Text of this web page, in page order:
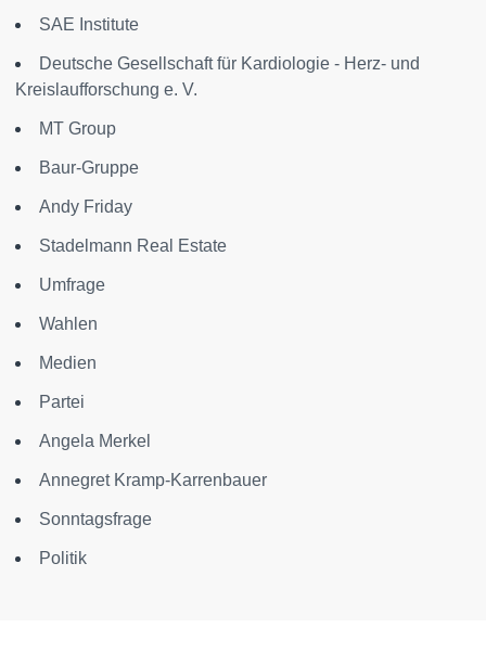
SAE Institute
Deutsche Gesellschaft für Kardiologie - Herz- und
Kreislaufforschung e. V.
MT Group
Baur-Gruppe
Andy Friday
Stadelmann Real Estate
Umfrage
Wahlen
Medien
Partei
Angela Merkel
Annegret Kramp-Karrenbauer
Sonntagsfrage
Politik